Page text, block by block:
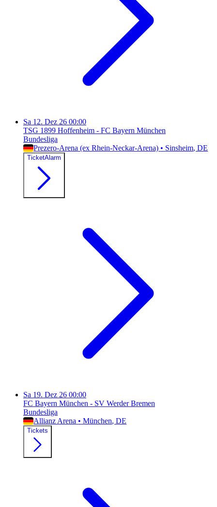
Sa 12. Dez 26 00:00
TSG 1899 Hoffenheim - FC Bayern München
Bundesliga
Prezero-Arena (ex Rhein-Neckar-Arena) • Sinsheim, DE
TicketAlarm
Sa 19. Dez 26 00:00
FC Bayern München - SV Werder Bremen
Bundesliga
Allianz Arena • München, DE
Tickets